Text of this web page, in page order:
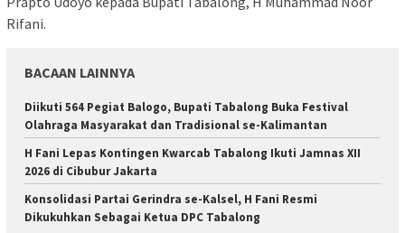
Rifani.
BACAAN LAINNYA
Diikuti 564 Pegiat Balogo, Bupati Tabalong Buka Festival
Olahraga Masyarakat dan Tradisional se-Kalimantan
H Fani Lepas Kontingen Kwarcab Tabalong Ikuti Jamnas XII
2026 di Cibubur Jakarta
Konsolidasi Partai Gerindra se-Kalsel, H Fani Resmi
Dikukuhkan Sebagai Ketua DPC Tabalong